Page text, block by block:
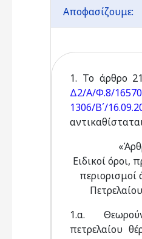
Αποφασίζουμε:
1. Το άρθρο
Δ2/Α/Φ.8/
1306/Β΄/
Ειδικοί όροι,
1.α.
πετρελαίου